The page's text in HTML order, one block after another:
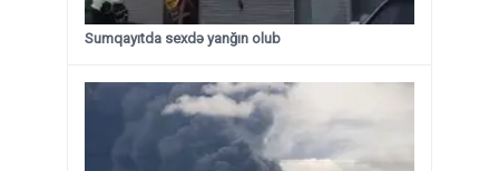
Sumqayıtda sexdə yanğın olub